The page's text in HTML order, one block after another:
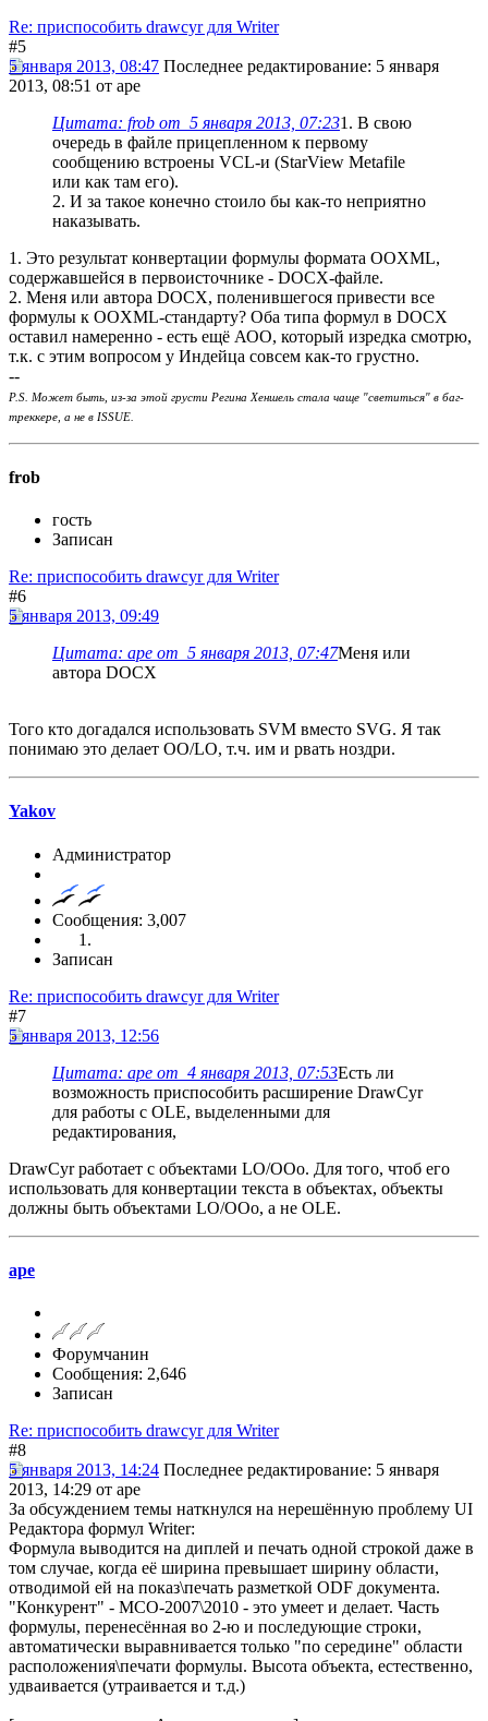
Re: приспособить drawcyr для Writer
#5
5 января 2013, 08:47 Последнее редактирование: 5 января
2013, 08:51 от ape
Цитата: frob от 5 января 2013, 07:231. В свою
очередь в файле прицепленном к первому
сообщению встроены VCL-и (StarView Metafile
или как там его).
2. И за такое конечно стоило бы как-то неприятно
наказывать.
1. Это результат конвертации формулы формата OOXML,
содержавшейся в первоисточнике - DOCX-файле.
2. Меня или автора DOCX, поленившегося привести все
формулы к OOXML-стандарту? Оба типа формул в DOCX
оставил намеренно - есть ещё АОО, который изредка смотрю,
т.к. с этим вопросом у Индейца совсем как-то грустно.
--
P.S. Может быть, из-за этой грусти Регина Хеншель стала чаще "светиться" в баг-
треккере, а не в ISSUE.
frob
гость
Записан
Re: приспособить drawcyr для Writer
#6
5 января 2013, 09:49
Цитата: ape от 5 января 2013, 07:47Меня или
автора DOCX
Того кто догадался использовать SVM вместо SVG. Я так
понимаю это делает ОО/LO, т.ч. им и рвать ноздри.
Yakov
Администратор
Сообщения: 3,007
Записан
Re: приспособить drawcyr для Writer
#7
5 января 2013, 12:56
Цитата: ape от 4 января 2013, 07:53Есть ли
возможность приспособить расширение DrawCyr
для работы с OLE, выделенными для
редактирования,
DrawCyr работает с объектами LO/OOo. Для того, чтоб его
использовать для конвертации текста в объектах, объекты
должны быть объектами LO/OOo, а не OLE.
ape
Форумчанин
Сообщения: 2,646
Записан
Re: приспособить drawcyr для Writer
#8
5 января 2013, 14:24 Последнее редактирование: 5 января
2013, 14:29 от ape
За обсуждением темы наткнулся на нерешённую проблему UI
Редактора формул Writer:
Формула выводится на диплей и печать одной строкой даже в
том случае, когда её ширина превышает ширину области,
отводимой ей на показ\печать разметкой ODF документа.
"Конкурент" - МСО-2007\2010 - это умеет и делает. Часть
формулы, перенесённая во 2-ю и последующие строки,
автоматически выравнивается только "по середине" области
расположения\печати формулы. Высота объекта, естественно,
удваивается (утраивается и т.д.)